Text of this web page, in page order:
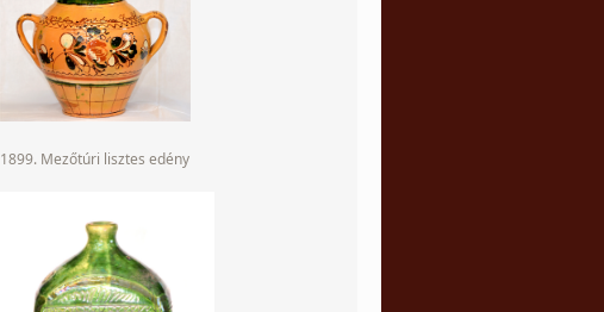
1899. Mezőtúri lisztes edény